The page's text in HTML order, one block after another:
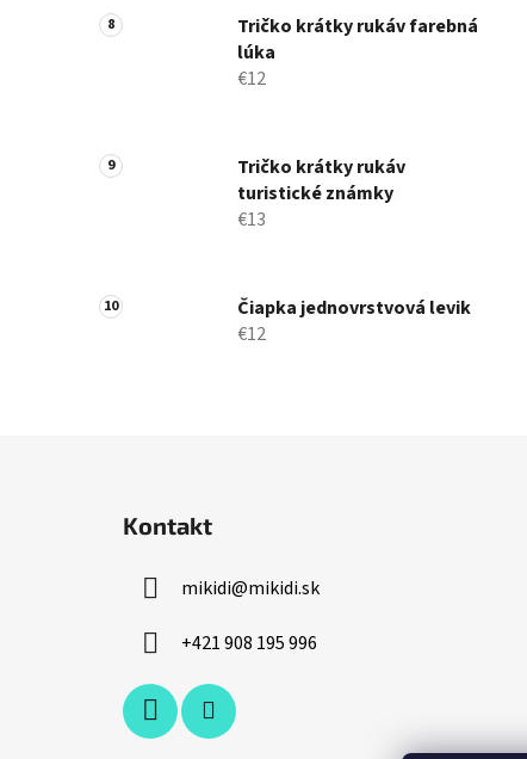
Tričko krátky rukáv farebná
lúka
€12
Tričko krátky rukáv
turistické známky
€13
Čiapka jednovrstvová levik
€12
Kontakt
mikidi@mikidi.sk
+421 908 195 996